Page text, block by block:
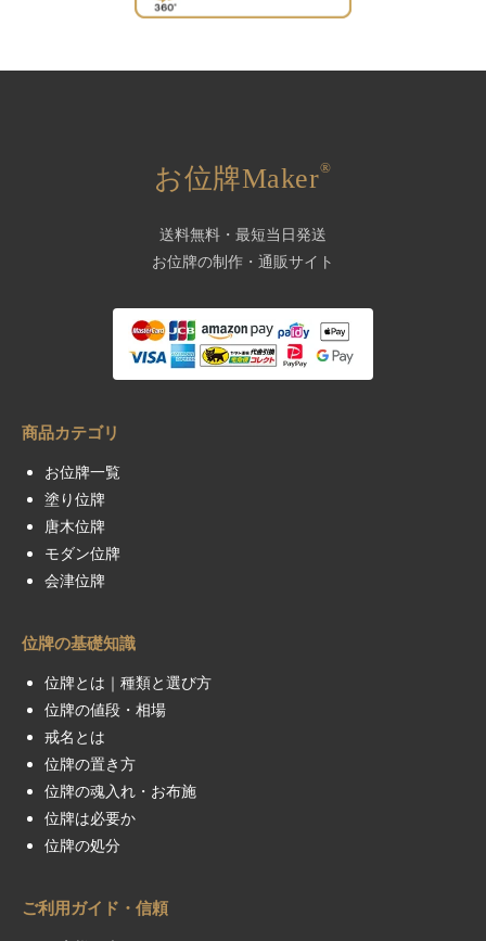
お位牌Maker®
送料無料・最短当日発送
お位牌の制作・通販サイト
商品カテゴリ
お位牌一覧
塗り位牌
唐木位牌
モダン位牌
会津位牌
位牌の基礎知識
位牌とは｜種類と選び方
位牌の値段・相場
戒名とは
位牌の置き方
位牌の魂入れ・お布施
位牌は必要か
位牌の処分
ご利用ガイド・信頼